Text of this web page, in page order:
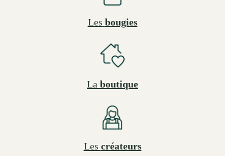
Les bougies
La boutique
Les créateurs